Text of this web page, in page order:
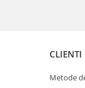
CLIENTI
Metode